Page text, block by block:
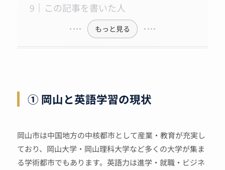
この記事を書いた人
もっと見る
① 岡山と英語学習の現状
岡山市は中国地方の中核都市として産業・教育が充実し
ており、岡山大学・岡山理科大学など多くの大学が集ま
る学術都市でもあります。英語力は進学・就職・ビジネ